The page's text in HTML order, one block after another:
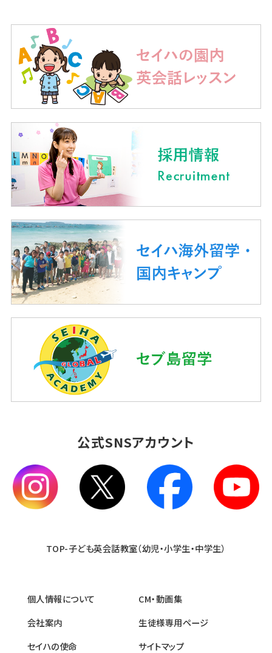
公式SNSアカウント
TOP-子ども英会話教室（幼児・小学生・中学生）
個人情報について
会社案内
セイハの使命
CM・動画集
生徒様専用ページ
サイトマップ